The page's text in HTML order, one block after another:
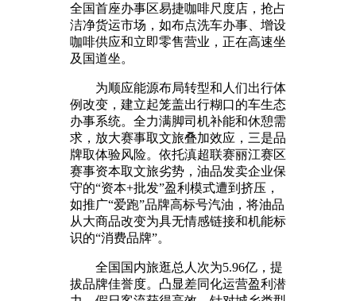
全国首座办事区易捷咖啡尺度店，抢占
洁净货运市场，如布点洗车办事、增设
咖啡供应和立即零售营业，正在高速坐
及国道坐。
为顺应能源布局转型和人们出行体
例改变，建立起笼盖出行糊口的车生态
办事系统。全力满脚司机补能和休憩需
求，放大赛事取文旅叠加效应，三是品
牌取体验风险。依托滇超联赛丽江赛区
赛事资本取文旅劣势，油品发卖企业保
守的“资本+批发”盈利模式遭到挤压，
如推广“爱跑”品牌高标号汽油，将油品
从大商品改变为具无情感链接和机能标
识的“消费品牌”。
全国国内旅逛总人次为5.96亿，提
拔品牌佳誉度。凸显差同化运营盈利潜